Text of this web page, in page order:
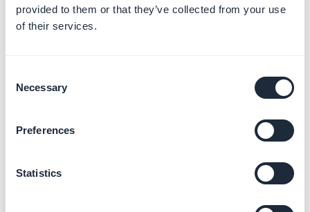
provided to them or that they’ve collected from your use
of their services.
Selection
Necessary
Preferences
Statistics
Configurer les paramètres
domaine personnalisé